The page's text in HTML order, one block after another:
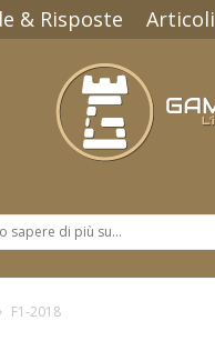
& Risposte Articoli
F1-2018